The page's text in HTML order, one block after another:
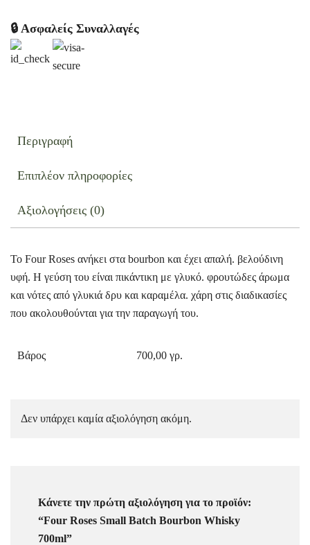
🔒 Ασφαλείς Συναλλαγές
Περιγραφή
Επιπλέον πληροφορίες
Αξιολογήσεις (0)
Το Four Roses ανήκει στα bourbon και έχει απαλή. βελούδινη
υφή. Η γεύση του είναι πικάντικη με γλυκό. φρουτώδες άρωμα
και νότες από γλυκιά δρυ και καραμέλα. χάρη στις διαδικασίες
που ακολουθούνται για την παραγωγή του.
Βάρος 700,00 γρ.
Δεν υπάρχει καμία αξιολόγηση ακόμη.
Κάνετε την πρώτη αξιολόγηση για το προϊόν:
“Four Roses Small Batch Bourbon Whisky
700ml”